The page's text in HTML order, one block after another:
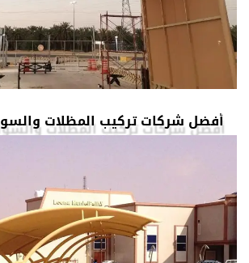
أفضل شركات تركيب المظلات